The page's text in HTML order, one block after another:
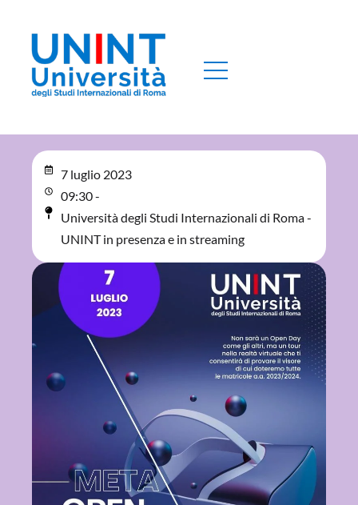
7 luglio 2023
09:30 -
Università degli Studi Internazionali di Roma -
UNINT in presenza e in streaming